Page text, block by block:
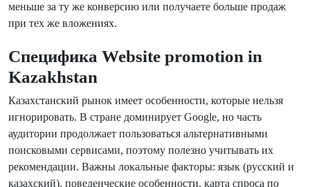
меньше за ту же конверсию или получаете больше продаж
при тех же вложениях.
Специфика Website promotion in
Kazakhstan
Казахстанский рынок имеет особенности, которые нельзя
игнорировать. В стране доминирует Google, но часть
аудитории продолжает пользоваться альтернативными
поисковыми сервисами, поэтому полезно учитывать их
рекомендации. Важны локальные факторы: язык (русский и
казахский), поведенческие особенности, карта спроса по